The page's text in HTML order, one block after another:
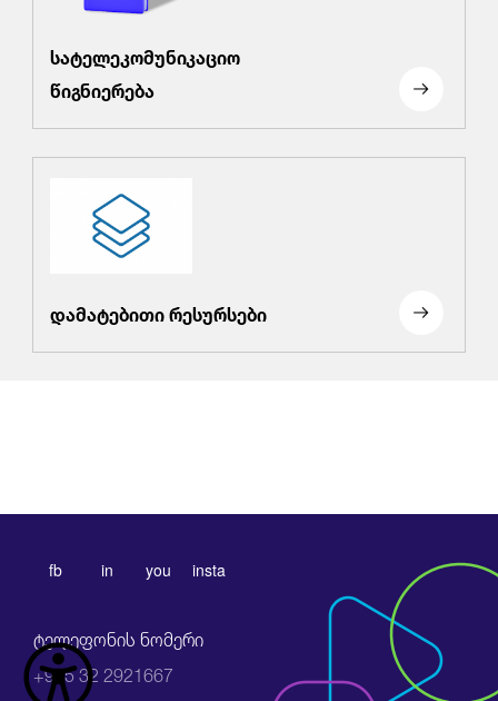
სატელეკომუნიკაციო
წიგნიერება
დამატებითი რესურსები
ტელეფონის ნომერი
+995 32 2921667
fb in you insta